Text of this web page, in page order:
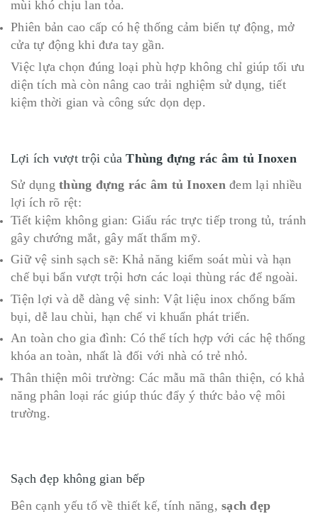
mùi khó chịu lan tỏa.
Phiên bản cao cấp có hệ thống cảm biến tự động, mở
cửa tự động khi đưa tay gần.
Việc lựa chọn đúng loại phù hợp không chỉ giúp tối ưu
diện tích mà còn nâng cao trải nghiệm sử dụng, tiết
kiệm thời gian và công sức dọn dẹp.
Lợi ích vượt trội củaThùng đựng rác âm tủ Inoxen
Sử dụng thùng đựng rác âm tủ Inoxen đem lại nhiều
lợi ích rõ rệt:
Tiết kiệm không gian: Giấu rác trực tiếp trong tủ, tránh
gây chướng mắt, gây mất thẩm mỹ.
Giữ vệ sinh sạch sẽ: Khả năng kiểm soát mùi và hạn
chế bụi bẩn vượt trội hơn các loại thùng rác để ngoài.
Tiện lợi và dễ dàng vệ sinh: Vật liệu inox chống bấm
bụi, dễ lau chùi, hạn chế vi khuẩn phát triển.
An toàn cho gia đình: Có thể tích hợp với các hệ thống
khóa an toàn, nhất là đối với nhà có trẻ nhỏ.
Thân thiện môi trường: Các mẫu mã thân thiện, có khả
năng phân loại rác giúp thúc đẩy ý thức bảo vệ môi
trường.
Sạch đẹp không gian bếp
Bên cạnh yếu tố về thiết kế, tính năng, sạch đẹp